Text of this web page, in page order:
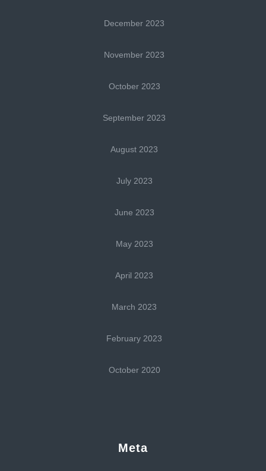
December 2023
November 2023
October 2023
September 2023
August 2023
July 2023
June 2023
May 2023
April 2023
March 2023
February 2023
October 2020
Meta